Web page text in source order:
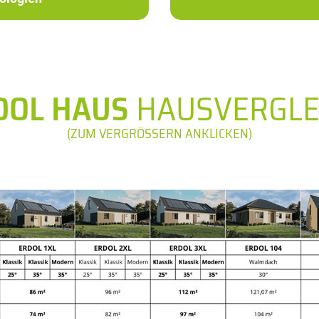
HAUS
(ZUM VERGRÖSSERN ANKLICKEN)